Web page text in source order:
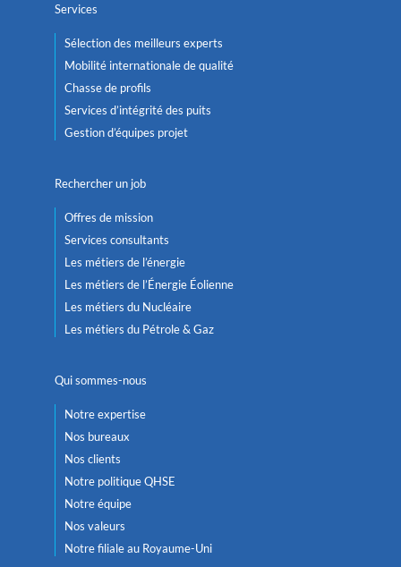
Services
Sélection des meilleurs experts
Mobilité internationale de qualité
Chasse de profils
Services d’intégrité des puits
Gestion d’équipes projet
Rechercher un job
Offres de mission
Services consultants
Les métiers de l’énergie
Les métiers de l’Énergie Éolienne
Les métiers du Nucléaire
Les métiers du Pétrole & Gaz
Qui sommes-nous
Notre expertise
Nos bureaux
Nos clients
Notre politique QHSE
Notre équipe
Nos valeurs
Notre filiale au Royaume-Uni